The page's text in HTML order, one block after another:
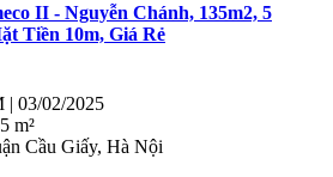
II - Nguyễn Chánh, 135m2, 5
Tiền 10m, Giá Rẻ
| 03/02/2025
m²
Cầu Giấy, Hà Nội